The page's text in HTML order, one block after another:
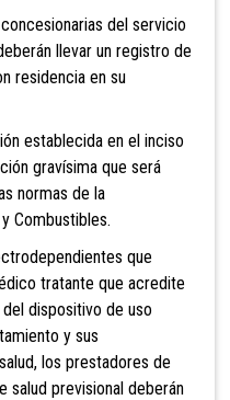
del servicio
llevar un registro de
residencia en su
establecida en el inciso
gravísima que será
normas de la
Combustibles.
que
tratante que acredite
dispositivo de uso
y sus
los prestadores de
salud previsional deberán